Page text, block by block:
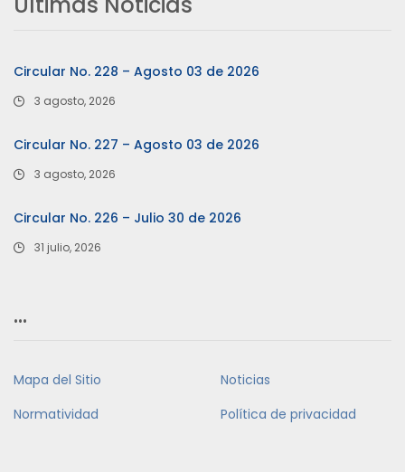
Circular No. 228 – Agosto 03 de 2026
3 agosto, 2026
Circular No. 227 – Agosto 03 de 2026
3 agosto, 2026
Circular No. 226 – Julio 30 de 2026
31 julio, 2026
…
Mapa del Sitio
Noticias
Normatividad
Política de privacidad